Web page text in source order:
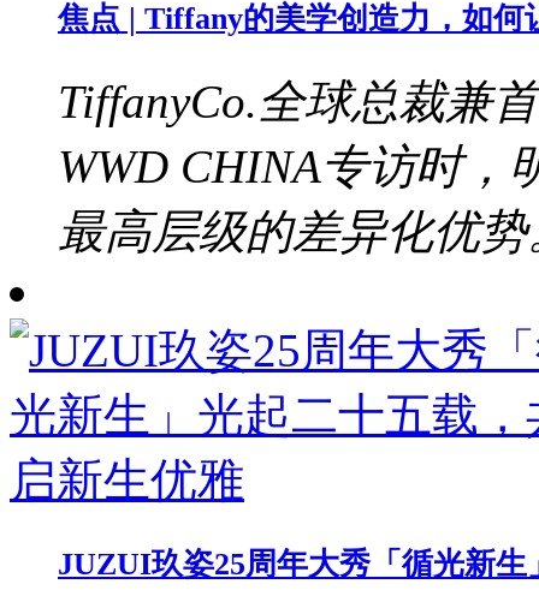
焦点 | Tiffany的美学创造力，如何
TiffanyCo.全球总裁兼
WWD CHINA专访时
最高层级的差异化优势
JUZUI玖姿25周年大秀「循光新